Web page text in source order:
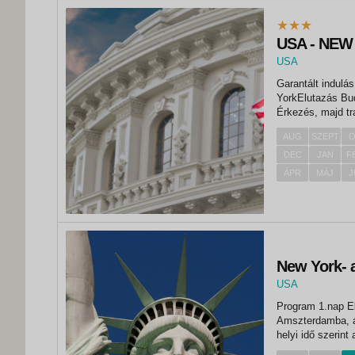
USA -
USA
New York
Garantált indulás: 2026.
YorkElutazás
Érkezés, majd
Greenwich
és gyalogos...
AUG SZEPT
DEC
JAN
ÁPR
MÁJ
New York-
USA
New York
Program 1.nap Elutazás Budapestről a KLM menetrend szerinti járatával
Amszterdamba,
helyi idő szerint